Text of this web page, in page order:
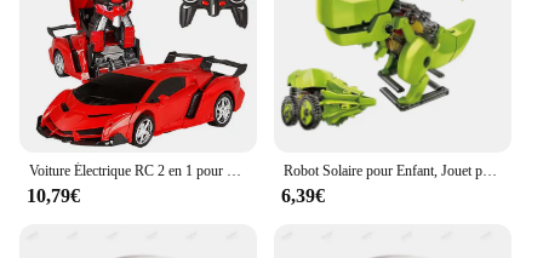
Voiture Électrique RC 2 en 1 pour Enfant, Robot de Transformation, Modèle de Véhicule de dehors, Jouets pour Garçons, Télécommande, Cool, Déformation, Cadeaux
10,79€
Robot Solaire pour Enfant, Jouet pour Expérience Scientifique, Outil d'Apprentissage Puissant, Accessoire DIY, Kits de Gadgets Technologiques et Éducatifs, 12 en 1
6,39€